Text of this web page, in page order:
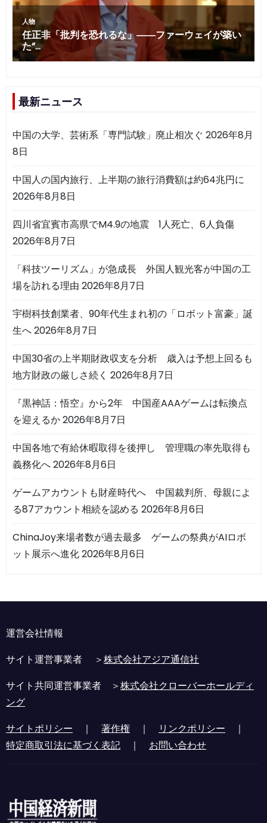
最新ニュース
中国の大学、芸術系「専門試験」廃止相次ぐ 2026年8月
8日
中国人の国内旅行、上半期の旅行消費額は約64兆円に
2026年8月8日
四川省宜賓市高県でM4.9の地震 1人死亡、6人負傷
2026年8月7日
「科技ツーリズム」が急成長 外国人観光客が中国の工
場を訪れる理由 2026年8月7日
宇樹科技創業者、90年代生まれ初の「ロボット富豪」誕
生へ2026年8月7日
中国30省の上半期財政収支を分析 歳入は予想上回るも
地方財政の厳しさ続く 2026年8月7日
『黒神話：悟空』から2年 中国産AAAゲームは転換点
を迎えるか2026年8月7日
中国各地で有給休暇取得を後押し 管理職の率先取得も
義務化へ2026年8月6日
ゲームアカウントも財産時代へ 中国裁判所、母親によ
る87アカウント相続を認める 2026年8月6日
ChinaJoy来場者数が過去最多 ゲームの祭典がAIロボ
ット展示へ進化2026年8月6日
運営会社情報
サイト運営事業者 ＞株式会社アジア通信社
サイト共同運営事業者 ＞株式会社クローバーホールディ
ング
サイトポリシー ｜ 著作権 ｜ リンクポリシー ｜
特定商取引法に基づく表記 ｜ お問い合わせ